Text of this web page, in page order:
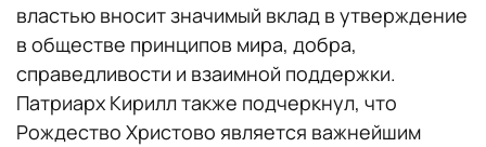
властью вносит значимый вклад в утверждение
в обществе принципов мира, добра,
справедливости и взаимной поддержки.
Патриарх Кирилл также подчеркнул, что
Рождество Христово является важнейшим